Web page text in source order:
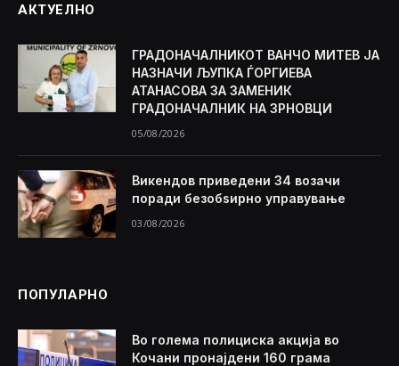
АКТУЕЛНО
ГРАДОНАЧАЛНИКОТ ВАНЧО МИТЕВ ЈА
НАЗНАЧИ ЉУПКА ЃОРГИЕВА
АТАНАСОВА ЗА ЗАМЕНИК
ГРАДОНАЧАЛНИК НА ЗРНОВЦИ
05/08/2026
Викендов приведени 34 возачи
поради безобѕирно управување
03/08/2026
ПОПУЛАРНО
Во голема полициска акција во
Кочани пронајдени 160 грама